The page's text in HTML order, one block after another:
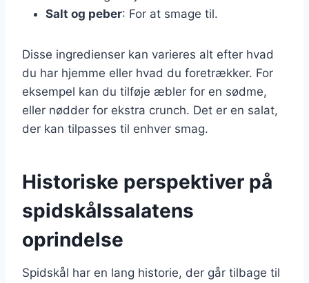
Salt og peber: For at smage til.
Disse ingredienser kan varieres alt efter hvad
du har hjemme eller hvad du foretrækker. For
eksempel kan du tilføje æbler for en sødme,
eller nødder for ekstra crunch. Det er en salat,
der kan tilpasses til enhver smag.
Historiske perspektiver på
spidskålssalatens
oprindelse
Spidskål har en lang historie, der går tilbage til